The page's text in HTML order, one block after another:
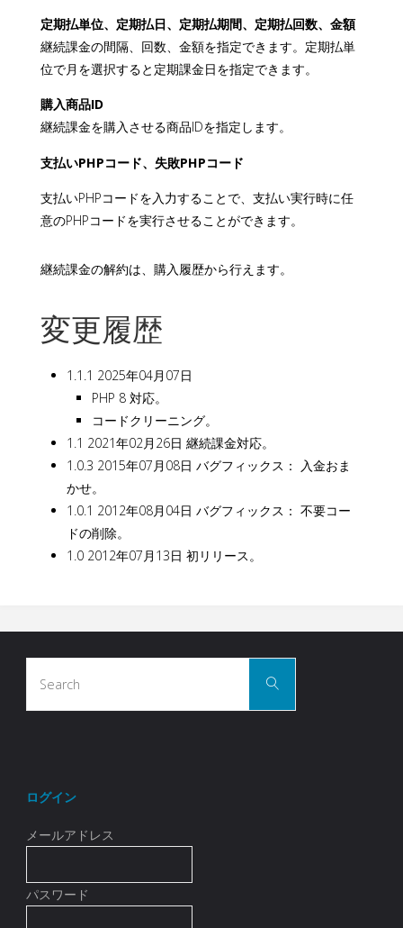
定期払単位、定期払日、定期払期間、定期払回数、金額
継続課金の間隔、回数、金額を指定できます。定期払単
位で月を選択すると定期課金日を指定できます。
購入商品ID
継続課金を購入させる商品IDを指定します。
支払いPHPコード、失敗PHPコード
支払いPHPコードを入力することで、支払い実行時に任
意のPHPコードを実行させることができます。
継続課金の解約は、購入履歴から行えます。
変更履歴
1.1.1 2025年04月07日
PHP 8 対応。
コードクリーニング。
1.1 2021年02月26日 継続課金対応。
1.0.3 2015年07月08日 バグフィックス： 入金おま
かせ。
1.0.1 2012年08月04日 バグフィックス： 不要コー
ドの削除。
1.0 2012年07月13日 初リリース。
Search
ログイン
メールアドレス
パスワード